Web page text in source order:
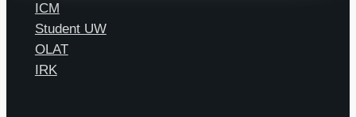
ICM
Student UW
OLAT
IRK